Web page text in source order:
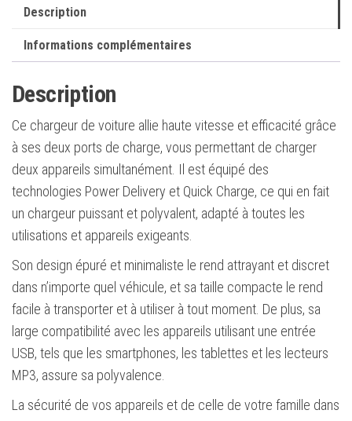
USB-
max.
38W
-
Couleur
blanche
Description
Informations complémentaires
Description
Ce chargeur de voiture allie haute vitesse et efficacité grâce
à ses deux ports de charge, vous permettant de charger
deux appareils simultanément. Il est équipé des
technologies Power Delivery et Quick Charge, ce qui en fait
un chargeur puissant et polyvalent, adapté à toutes les
utilisations et appareils exigeants.
Son design épuré et minimaliste le rend attrayant et discret
dans n’importe quel véhicule, et sa taille compacte le rend
facile à transporter et à utiliser à tout moment. De plus, sa
large compatibilité avec les appareils utilisant une entrée
USB, tels que les smartphones, les tablettes et les lecteurs
MP3, assure sa polyvalence.
La sécurité de vos appareils et de celle de votre famille dans